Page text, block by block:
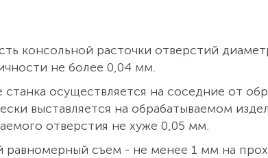
консольной расточки отверстий
не более 0,04 мм.
станка осуществляется на соседние от
выставляется на обрабатываемом
отверстия не хуже 0,05 мм.
равномерный съем - не менее 1 мм на